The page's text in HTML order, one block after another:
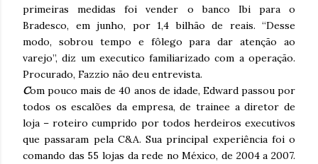
primeiras medidas foi vender o banco Ibi para o
Bradesco, em junho, por 1,4 bilhão de reais. “Desse
modo, sobrou tempo e fôlego para dar atenção ao
varejo”, diz um executico familiarizado com a operação.
Procurado, Fazzio não deu entrevista.
Com pouco mais de 40 anos de idade, Edward passou por
todos os escalões da empresa, de trainee a diretor de
loja – roteiro cumprido por todos herdeiros executivos
que passaram pela C&A. Sua principal experiência foi o
comando das 55 lojas da rede no México, de 2004 a 2007.